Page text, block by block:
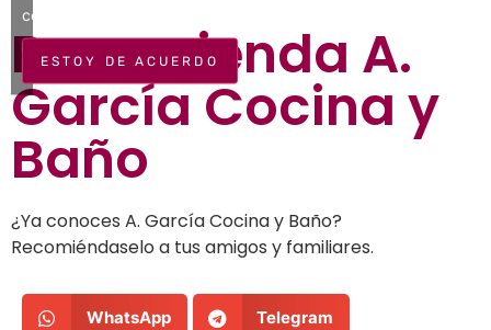
cookies
ESTOY DE ACUERDO
Recomienda A.
García Cocina y
Baño
¿Ya conoces A. García Cocina y Baño?
Recomiéndaselo a tus amigos y familiares.
WhatsApp Telegram